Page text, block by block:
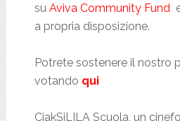
su Aviva Community Fund
a propria disposizione.
Potrete sostenere il nostro
votando qui
CiakSiLILA Scuola, un